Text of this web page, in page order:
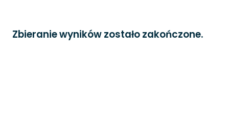
Zbieranie wyników zostało zakończone.